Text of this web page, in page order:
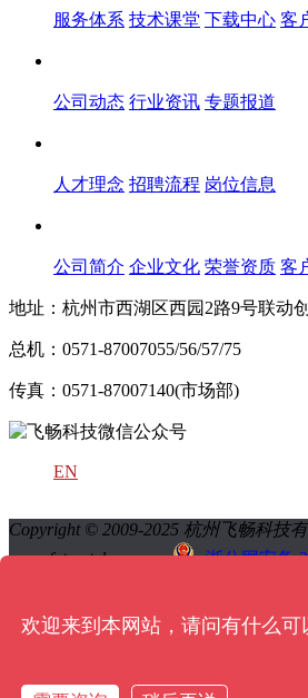
服务体系 技术课堂 下载中心 客
公司动态 行业资讯 专题报道
人才理念 招聘流程 岗位信息
公司简介 企业文化 荣誉资质 客
地址：杭州市西湖区西园2路9号联动
总机：0571-87007055/56/57/75
传真：0571-87007140(市场部)
EN
Copyright © 2009-2025 杭州飞畅科技
www.futuretel.com.cn
浙公网安备
13024519号-1
网站地图 sitemap地图
QQ:销售
欢迎来到本网站，请问有什么可